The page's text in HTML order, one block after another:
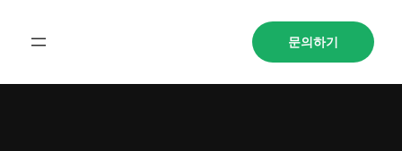
문의하기